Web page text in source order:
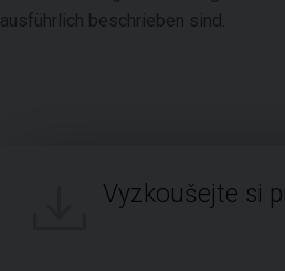
ausführlich beschrieben sind.
Vyzkoušejte si